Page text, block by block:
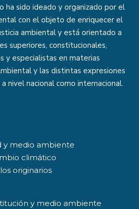
ha sido ideado y organizado por el
con el objeto de enriquecer el
ambiental y está orientado a
superiores, constitucionales,
y especialistas en materias
y las distintas expresiones
nivel nacional como internacional.
y medio ambiente
climático
originarios
y medio ambiente